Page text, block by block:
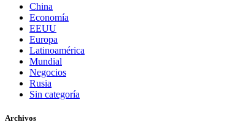
China
Economía
EEUU
Europa
Latinoamérica
Mundial
Negocios
Rusia
Sin categoría
Archivos